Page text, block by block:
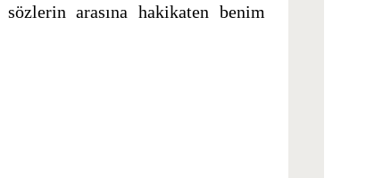
arasına hakikaten benim